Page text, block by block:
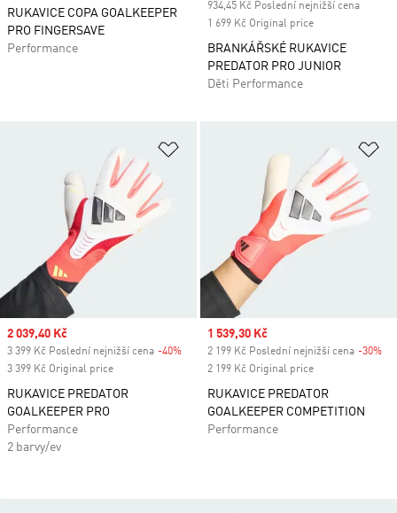
RUKAVICE COPA GOALKEEPER
PRO FINGERSAVE
Performance
934,45 Kč Poslední nejnižší cena
1 699 Kč Original price
BRANKÁŘSKÉ RUKAVICE
PREDATOR PRO JUNIOR
Děti Performance
Přidat do seznamu přání
Sale price
2 039,40 Kč
3 399 Kč Poslední nejnižší cena -40% Discount
3 399 Kč Original price
RUKAVICE PREDATOR
GOALKEEPER PRO
Performance
2 barvy/ev
Sale price
1 539,30 Kč
2 199 Kč Poslední nejnižší cena -30%
2 199 Kč Original price
RUKAVICE PREDATOR
GOALKEEPER COMPETITION
Performance